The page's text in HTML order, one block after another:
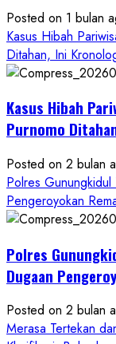
Aliansi
Janji
Kawal
Proses
Sampai
Tuntas
Posted on 1 bulan
Kasus Hibah
Ditahan, Ini
Kasus Hibah
Purnomo
Posted on 2 bulan
Polres Gunungkidul
Pengeroyokan
Polres
Dugaan
Posted on 2 bulan
Merasa Tertekan